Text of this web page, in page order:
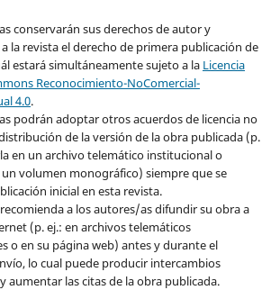
conservarán sus derechos de autor y
la revista el derecho de primera publicación de
estará simultáneamente sujeto a la Licencia
Reconocimiento-NoComercial-
4.0.
podrán adoptar otros acuerdos de licencia no
de la versión de la obra publicada (p.
en un archivo telemático institucional o
volumen monográfico) siempre que se
inicial en esta revista.
a los autores/as difundir su obra a
(p. ej.: en archivos telemáticos
o en su página web) antes y durante el
lo cual puede producir intercambios
aumentar las citas de la obra publicada.